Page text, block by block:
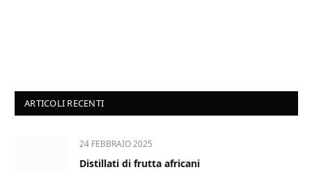
ARTICOLI RECENTI
24 FEBBRAIO 2025
Distillati di frutta africani